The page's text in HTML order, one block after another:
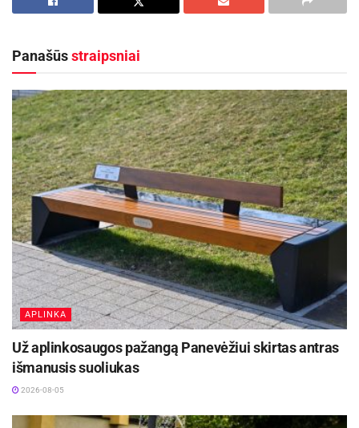
Vakarinės gatvės atkarpoje
Serijoje iki trijų pergalių rezultatas – 1:1, o
trečiasis mačas Panevėžyje vyks pirmadienį.
Rungtynės prasidėjo lygia kova. Kai tik
Dominicas Brewtonas pabandė suteikti
pranašumą jonaviečiams, tritaškiu atsakė Paulius
Danusevičius – 11:12. Tiesa, varžovų į priekį
aikštės šeimininkai taip ir nepaleido, o po
pirmojo kėlinio pirmavo 21:17.
Martynas Arlauskas ir Oskaras Pleikys augino
„CBet“ pranašumą (25:17), bet į tai „7bet-
Panašūsstraipsniai
APLINKA
Už aplinkosaugos pažangą Panevėžiui skirtas antras
išmanusis suoliukas
2026-08-05